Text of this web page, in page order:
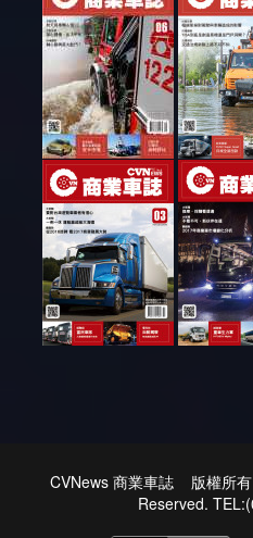
CVNews 商業車誌 版權所
Reserved.